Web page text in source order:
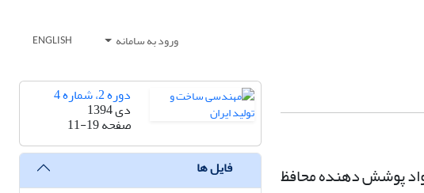
ورود به سامانه ENGLISH
پوشش دهنده محافظ
دوره 2، شماره 4
دی 1394
صفحه11-19
فایل ها